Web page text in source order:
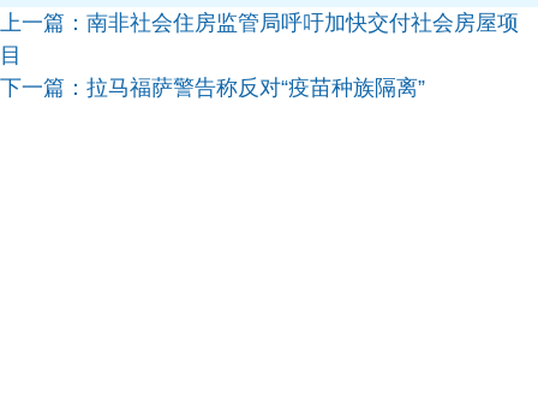
上一篇： 南非社会住房监管局呼吁加快交付社会房屋项
目
下一篇： 拉马福萨警告称反对“疫苗种族隔离”